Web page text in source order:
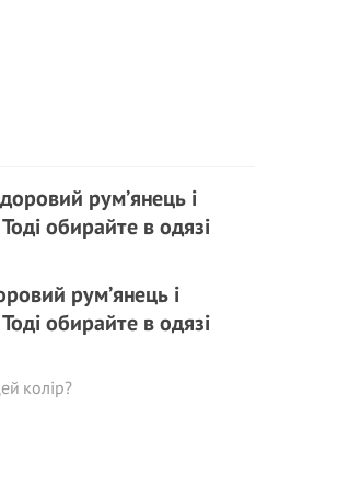
рум’янець і
обирайте в одязі
колір?